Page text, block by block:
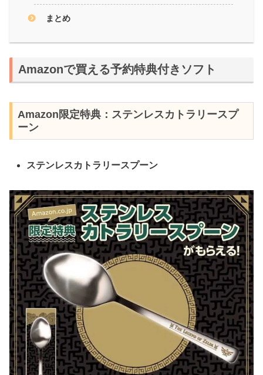
まとめ
Amazonで買える予約特典付きソフト
Amazon限定特典：ステンレスカトラリースプ
ーン
ステンレスカトラリースプーン